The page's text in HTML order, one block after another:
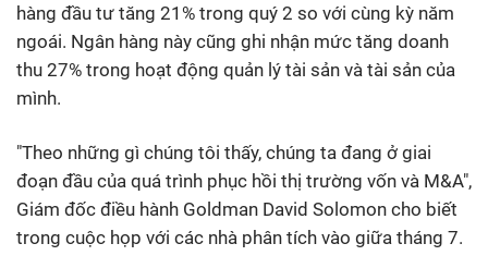
hàng đầu tư tăng 21% trong quý 2 so với cùng kỳ năm
ngoái. Ngân hàng này cũng ghi nhận mức tăng doanh
thu 27% trong hoạt động quản lý tài sản và tài sản của
mình.
"Theo những gì chúng tôi thấy, chúng ta đang ở giai
đoạn đầu của quá trình phục hồi thị trường vốn và M&A",
Giám đốc điều hành Goldman David Solomon cho biết
trong cuộc họp với các nhà phân tích vào giữa tháng 7.